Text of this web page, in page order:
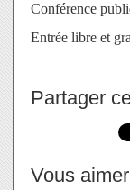
Conférence
Entrée libre et
Partager
Vous